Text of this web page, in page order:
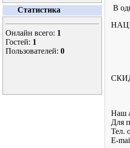
Статистика
Онлайн всего: 1
Гостей: 1
Пользователей: 0
В
5
Наш
Для
Тел.
E-